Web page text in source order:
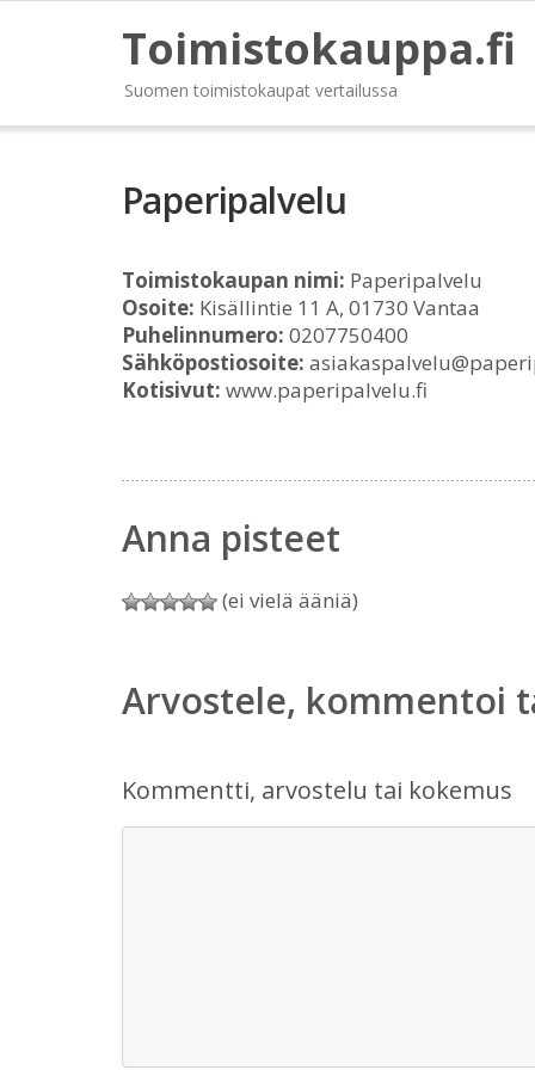
Toimistokauppa.fi
Suomen toimistokaupat vertailussa
Paperipalvelu
Toimistokaupan nimi: Paperipalvelu
Osoite: Kisällintie 11 A, 01730 Vantaa
Puhelinnumero: 0207750400
Sähköpostiosoite:
Kotisivut: www.paperipalvelu.fi
Anna pisteet
(ei vielä ääniä)
Arvostele, kommentoi
Kommentti, arvostelu tai kokemus